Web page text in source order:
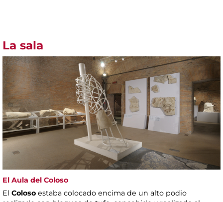
La sala
El Aula del Coloso
El Coloso estaba colocado encima de un alto podio